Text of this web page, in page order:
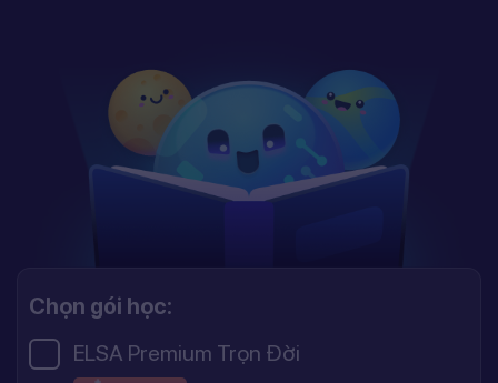
Chọn gói học:
ELSA Premium Trọn Đời